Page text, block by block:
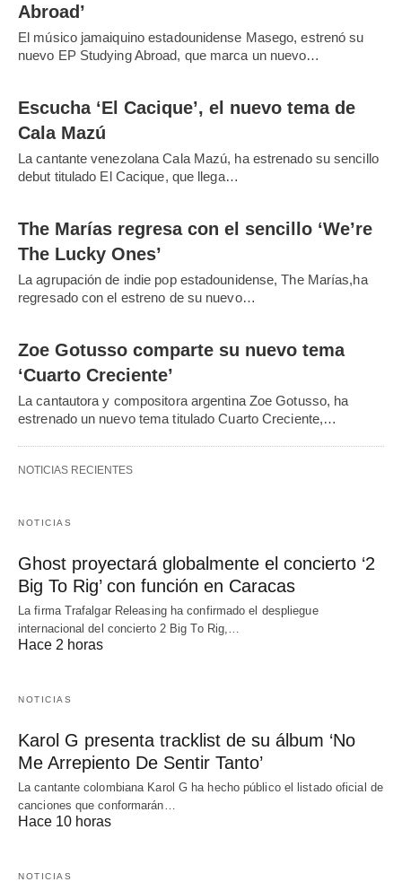
Abroad’
El músico jamaiquino estadounidense Masego, estrenó su
nuevo EP Studying Abroad, que marca un nuevo…
Escucha ‘El Cacique’, el nuevo tema de
Cala Mazú
La cantante venezolana Cala Mazú, ha estrenado su sencillo
debut titulado El Cacique, que llega…
The Marías regresa con el sencillo ‘We’re
The Lucky Ones’
La agrupación de indie pop estadounidense, The Marías,ha
regresado con el estreno de su nuevo…
Zoe Gotusso comparte su nuevo tema
‘Cuarto Creciente’
La cantautora y compositora argentina Zoe Gotusso, ha
estrenado un nuevo tema titulado Cuarto Creciente,…
NOTICIAS RECIENTES
NOTICIAS
Ghost proyectará globalmente el concierto ‘2
Big To Rig’ con función en Caracas
La firma Trafalgar Releasing ha confirmado el despliegue
internacional del concierto 2 Big To Rig,…
Hace 2 horas
NOTICIAS
Karol G presenta tracklist de su álbum ‘No
Me Arrepiento De Sentir Tanto’
La cantante colombiana Karol G ha hecho público el listado oficial de
canciones que conformarán…
Hace 10 horas
NOTICIAS